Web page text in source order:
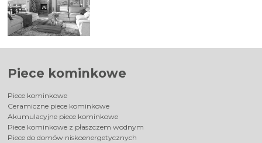
Piece kominkowe
Piece kominkowe
Ceramiczne piece kominkowe
Akumulacyjne piece kominkowe
Piece kominkowe z płaszczem wodnym
Piece do domów niskoenergetycznych